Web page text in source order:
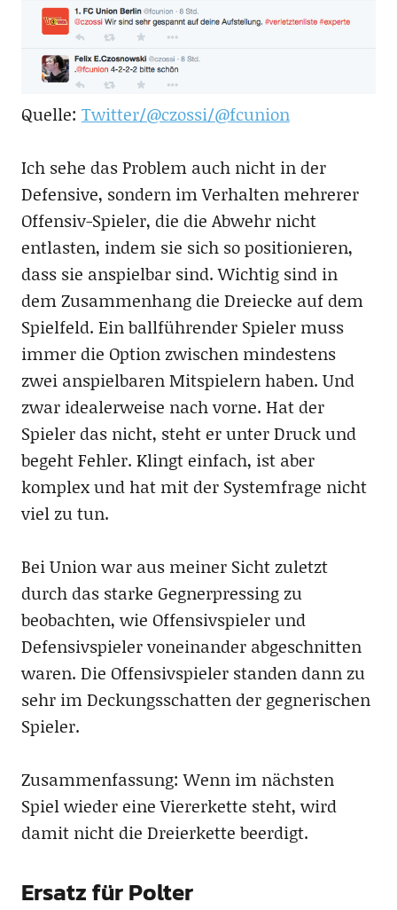
Quelle: Twitter/@czossi/@fcunion
Ich sehe das Problem auch nicht in der
Defensive, sondern im Verhalten mehrerer
Offensiv-Spieler, die die Abwehr nicht
entlasten, indem sie sich so positionieren,
dass sie anspielbar sind. Wichtig sind in
dem Zusammenhang die Dreiecke auf dem
Spielfeld. Ein ballführender Spieler muss
immer die Option zwischen mindestens
zwei anspielbaren Mitspielern haben. Und
zwar idealerweise nach vorne. Hat der
Spieler das nicht, steht er unter Druck und
begeht Fehler. Klingt einfach, ist aber
komplex und hat mit der Systemfrage nicht
viel zu tun.
Bei Union war aus meiner Sicht zuletzt
durch das starke Gegnerpressing zu
beobachten, wie Offensivspieler und
Defensivspieler voneinander abgeschnitten
waren. Die Offensivspieler standen dann zu
sehr im Deckungsschatten der gegnerischen
Spieler.
Zusammenfassung: Wenn im nächsten
Spiel wieder eine Viererkette steht, wird
damit nicht die Dreierkette beerdigt.
Ersatz für Polter